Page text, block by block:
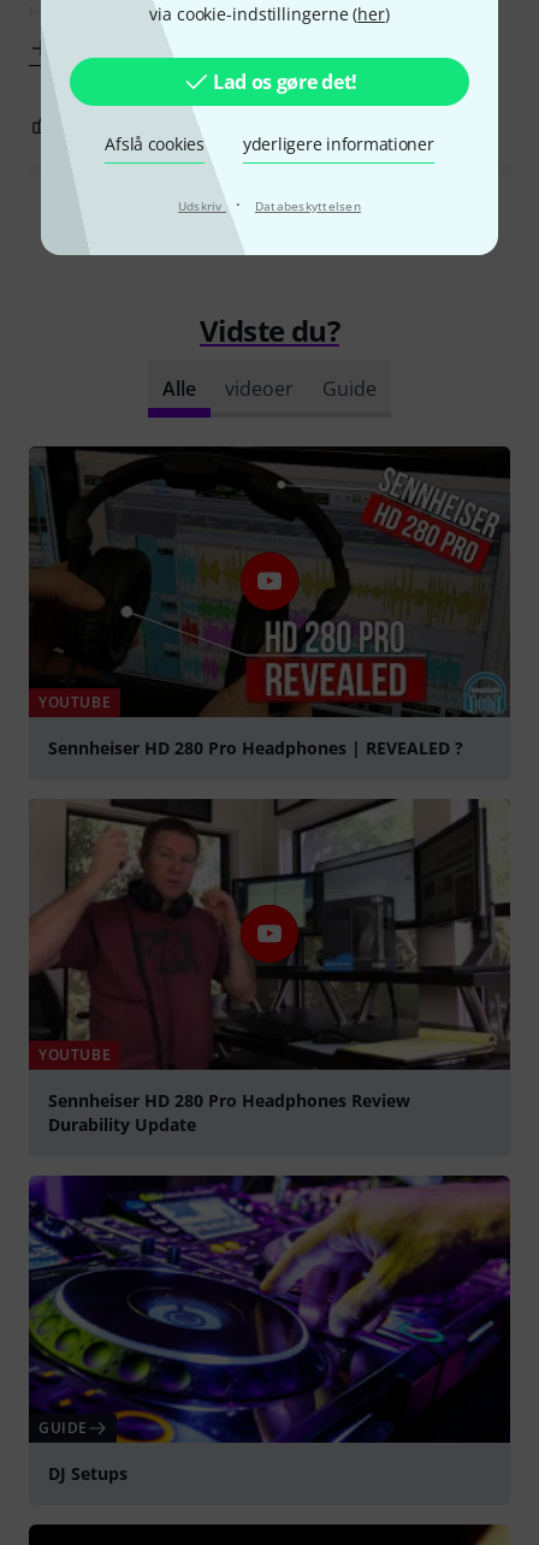
via cookie-indstillingerne (her)
Lad os gøre det!
Afslå cookies yderligere informationer
Udskriv · Databeskyttelsen
høretelefoner der
Læs alle anmeldelser
Vidste du?
Alle videoer Guide
YOUTUBE
Sennheiser HD 280 Pro Headphones | REVEALED ?
YOUTUBE
Sennheiser HD 280 Pro Headphones Review
Durability Update
GUIDE
DJ Setups